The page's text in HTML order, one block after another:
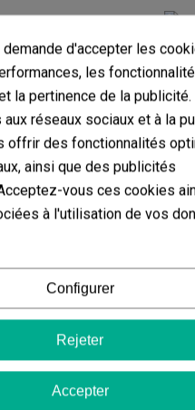
Grinder Aluminium GB 4 Parties 40 Mm
au panier
demande d'accepter les
les
la pertinence de la publicité.
réseaux sociaux et à la
offrir des fonctionnalités
ainsi que des publicités
vous ces cookies
à l'utilisation de vos
Configurer
Rejeter
Accepter